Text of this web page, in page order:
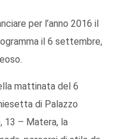
per l’anno 2016 il
il 6 settembre,
mattinata del 6
di Palazzo
13 – Matera, la